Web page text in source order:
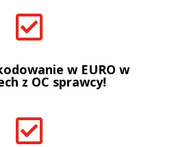

w EURO w
z OC sprawcy!
